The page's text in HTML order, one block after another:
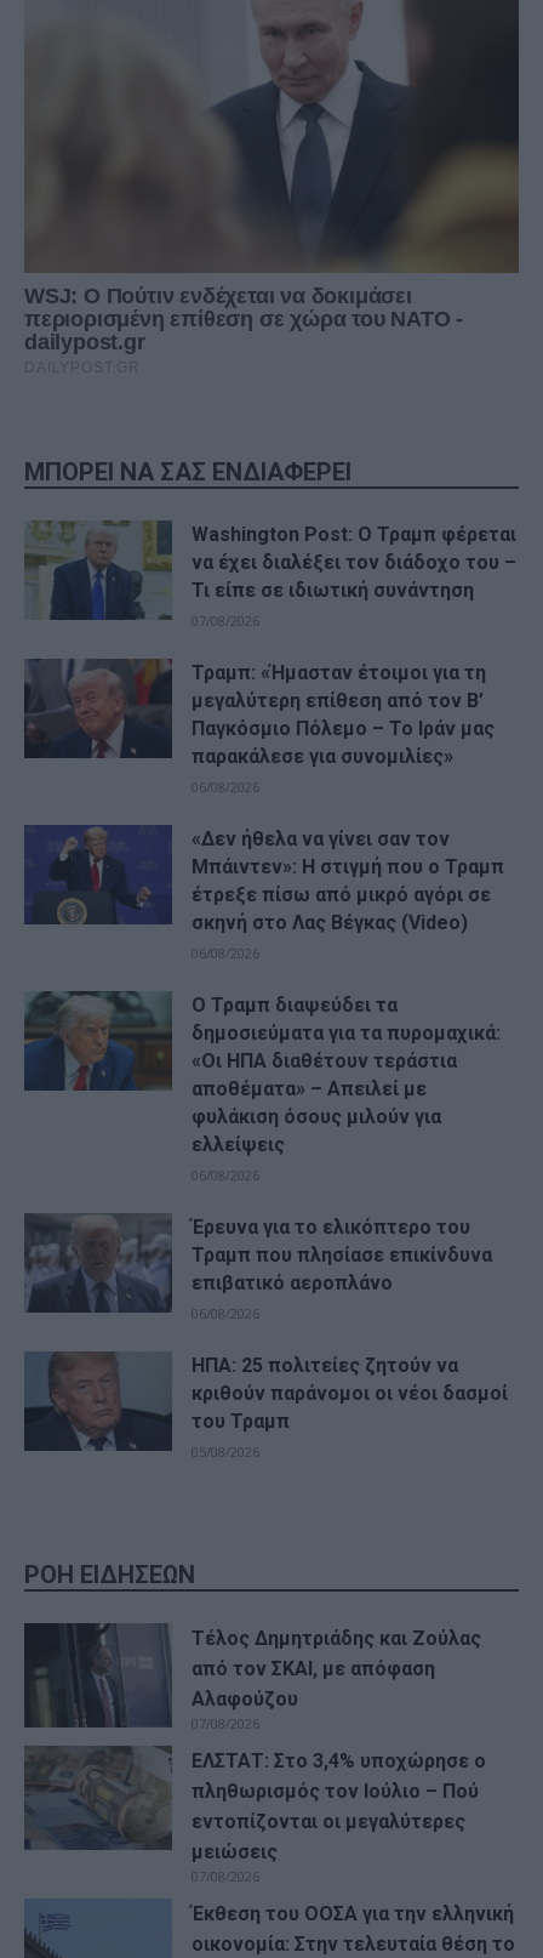
ΜΠΟΡΕΙ ΝΑ ΣΑΣ ΕΝΔΙΑΦΕΡΕΙ
Washington Post: Ο Τραμπ φέρεται
να έχει διαλέξει τον διάδοχο του –
Τι είπε σε ιδιωτική συνάντηση
07/08/2026
Τραμπ: «Ήμασταν έτοιμοι για τη
μεγαλύτερη επίθεση από τον Β’
Παγκόσμιο Πόλεμο – Το Ιράν μας
παρακάλεσε για συνομιλίες»
06/08/2026
«Δεν ήθελα να γίνει σαν τον
Μπάιντεν»: Η στιγμή που ο Τραμπ
έτρεξε πίσω από μικρό αγόρι σε
σκηνή στο Λας Βέγκας (Video)
06/08/2026
Ο Τραμπ διαψεύδει τα
δημοσιεύματα για τα πυρομαχικά:
«Οι ΗΠΑ διαθέτουν τεράστια
αποθέματα» – Απειλεί με
φυλάκιση όσους μιλούν για
ελλείψεις
06/08/2026
Έρευνα για το ελικόπτερο του
Τραμπ που πλησίασε επικίνδυνα
επιβατικό αεροπλάνο
06/08/2026
ΗΠΑ: 25 πολιτείες ζητούν να
κριθούν παράνομοι οι νέοι δασμοί
του Τραμπ
05/08/2026
ΡΟΗ ΕΙΔΗΣΕΩΝ
Τέλος Δημητριάδης και Ζούλας
από τον ΣΚΑΙ, με απόφαση
Αλαφούζου
07/08/2026
ΕΛΣΤΑΤ: Στο 3,4% υποχώρησε ο
πληθωρισμός τον Ιούλιο – Πού
εντοπίζονται οι μεγαλύτερες
μειώσεις
07/08/2026
Έκθεση του ΟΟΣΑ για την ελληνική
οικονομία: Στην τελευταία θέση το